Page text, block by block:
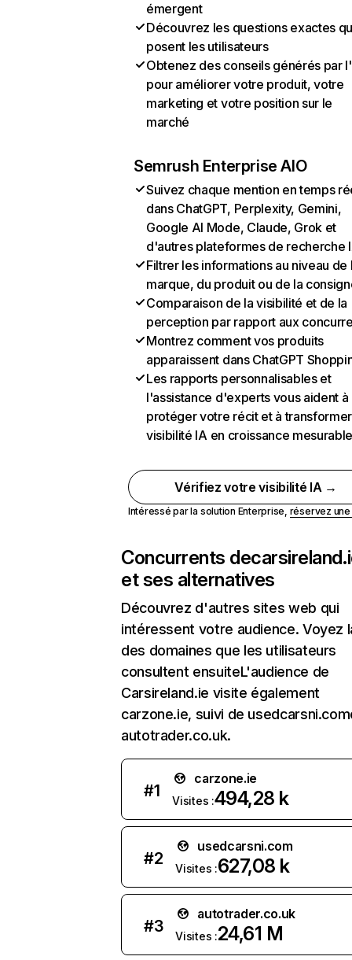
émergent
Découvrez les questions exactes
posent les utilisateurs
Obtenez des conseils générés par
pour améliorer votre produit, votre
marketing et votre position sur le
marché
Semrush Enterprise AIO
Suivez chaque mention en temps
dans ChatGPT, Perplexity, Gemini,
Google AI Mode, Claude, Grok et
d'autres plateformes de recherche
Filtrer les informations au niveau de
marque, du produit ou de la
Comparaison de la visibilité et de la
perception par rapport aux
Montrez comment vos produits
apparaissent dans ChatGPT
Les rapports personnalisables et
l'assistance d'experts vous aident à
protéger votre récit et à
visibilité IA en croissance
Vérifiez votre visibilité IA →
Intéressé par la solution Enterprise, réservez
Concurrents de
et ses alternatives
Découvrez d'autres sites web qui
intéressent votre audience. Voyez
des domaines que les utilisateurs
consultent ensuiteL'audience de
Carsireland.ie visite également
carzone.ie, suivi de
autotrader.co.uk.
#1
carzone.ie
Visites :494,28 k
#2
usedcarsni.com
Visites :627,08 k
#3
autotrader.co.uk
Visites :24,61 M